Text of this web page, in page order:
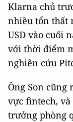
Klarna chủ
nhiều tổn thất
USD vào cuối
với thời điểm
nghiên cứu
Ông Son cũng
vực fintech, và
trưởng phòng